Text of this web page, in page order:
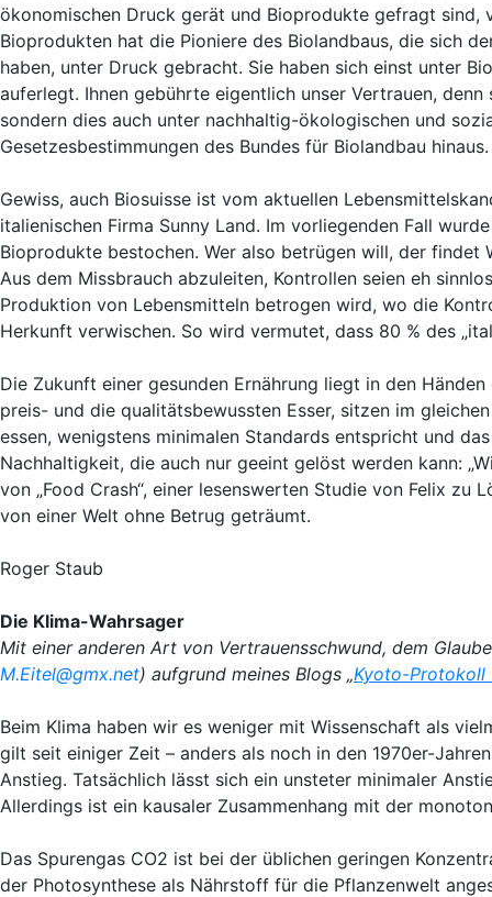
ökonomischen Druck gerät und Bioprodukte gefragt sind,
Bioprodukten hat die Pioniere des Biolandbaus, die sich
haben, unter Druck gebracht. Sie haben sich einst unter
auferlegt. Ihnen gebührte eigentlich unser Vertrauen,
sondern dies auch unter nachhaltig-ökologischen und
Gesetzesbestimmungen des Bundes für Biolandbau hinaus.
Gewiss, auch Biosuisse ist vom aktuellen
italienischen Firma Sunny Land. Im vorliegenden Fall
Bioprodukte bestochen. Wer also betrügen will, der findet
Aus dem Missbrauch abzuleiten, Kontrollen seien eh
Produktion von Lebensmitteln betrogen wird, wo die
Herkunft verwischen. So wird vermutet, dass 80 % des
Die Zukunft einer gesunden Ernährung liegt in den
preis- und die qualitätsbewussten Esser, sitzen im
essen, wenigstens minimalen Standards entspricht und
Nachhaltigkeit, die auch nur geeint gelöst werden kann:
von „Food Crash“, einer lesenswerten Studie von Felix
von einer Welt ohne Betrug geträumt.
Roger Staub
Die Klima-Wahrsager
Mit einer anderen Art von Vertrauensschwund, dem
M.Eitel@gmx.net) aufgrund meines Blogs „Kyoto-Protokoll
Beim Klima haben wir es weniger mit Wissenschaft als
gilt seit einiger Zeit – anders als noch in den 1970er-
Anstieg. Tatsächlich lässt sich ein unsteter minimaler
Allerdings ist ein kausaler Zusammenhang mit der
Das Spurengas CO2 ist bei der üblichen geringen
der Photosynthese als Nährstoff für die Pflanzenwelt